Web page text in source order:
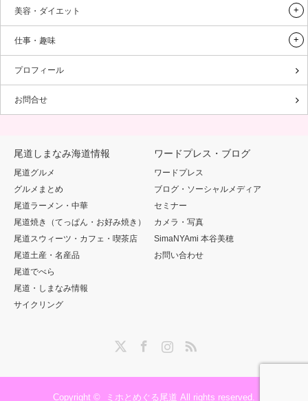
美容・ダイエット
仕事・趣味
プロフィール
お問合せ
尾道しまなみ海道情報
尾道グルメ
グルメまとめ
尾道ラーメン・中華
尾道焼き（てっぱん・お好み焼き）
尾道スウィーツ・カフェ・喫茶店
尾道土産・名産品
尾道でべら
尾道・しまなみ情報
サイクリング
ワードプレス・ブログ
ワードプレス
ブログ・ソーシャルメディア
セミナー
カメラ・写真
SimaNYAmi 本谷美穂
お問い合わせ
InstagramRSS
Copyright © ミホとめぐる尾道 All rights reserved.